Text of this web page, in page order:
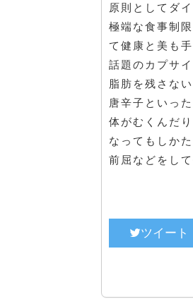
原則としてダ
極端な食事制
て健康と美も
話題のカプサ
脂肪を残さな
唐辛子といっ
体がむくんだ
なってもしか
前屈などをし